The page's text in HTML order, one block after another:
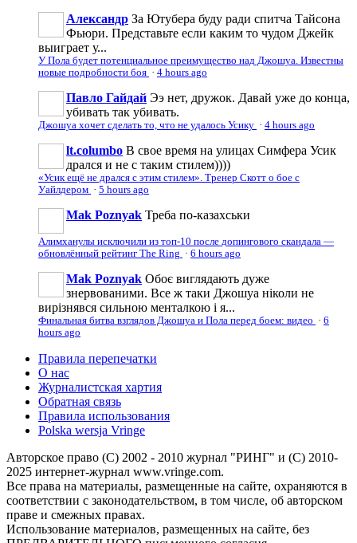
Александр За Ютубера буду ради спитча Тайсона
Фьюри. Представьте если каким то чудом Джейк
выиграет у...
У Пола будет потенциальное преимущество над Джошуа. Известны
новые подробности боя · 4 hours ago
Павло Гайдай Ээ нет, дружок. Давай уже до конца,
убивать так убивать.
Джошуа хочет сделать то, что не удалось Усику · 4 hours ago
lt.columbo В свое время на улицах Симфера Усик
дрался и не с таким стилем))))
«Усик ещё не дрался с этим стилем». Тренер Скотт о бое с
Уайлдером · 5 hours ago
Mak Poznyak Треба по-казахськи
Алимханулы исключили из топ-10 после допингового скандала —
обновлённый рейтинг The Ring · 6 hours ago
Mak Poznyak Обоє виглядають дуже
знервованими. Все ж таки Джошуа ніколи не
вирізнявся сильною менталкою і я...
Финальная битва взглядов Джошуа и Пола перед боем: видео · 6
hours ago
Правила перепечатки
О нас
Журналистская хартия
Обратная связь
Правила использования
Polska wersja Vringe
Авторское право (С) 2002 - 2010 журнал "РИНГ" и (С) 2010-
2025 интернет-журнал www.vringe.com.
Все права на материалы, размещенные на сайте, охраняются в
соответствии с законодательством, в том числе, об авторском
праве и смежных правах.
Использование материалов, размещенных на сайте, без